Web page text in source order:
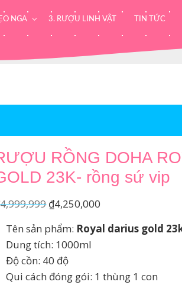
NGA 3. RƯỢU LINH VẬT TIN TỨC
RỒNG DOHA
23K- rồng sứ vip
4,999,999Giá
là:
₫4,999,999.
₫4,250,000
tại
Tên sản phẩm: Royal darius gold
Dung tích: 1000ml
Độ cồn: 40 độ
Qui cách đóng gói: 1 thùng 1 con